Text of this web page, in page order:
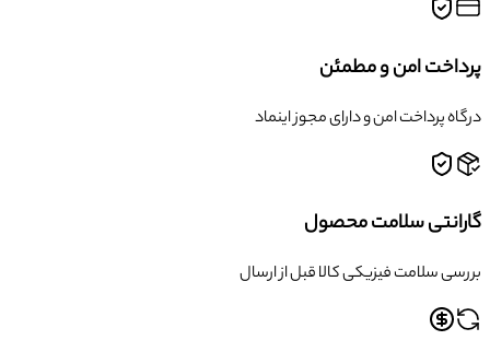
پرداخت امن و مطمئن
درگاه پرداخت امن و دارای مجوز اینماد
گارانتی سلامت محصول
بررسی سلامت فیزیکی کالا قبل از ارسال